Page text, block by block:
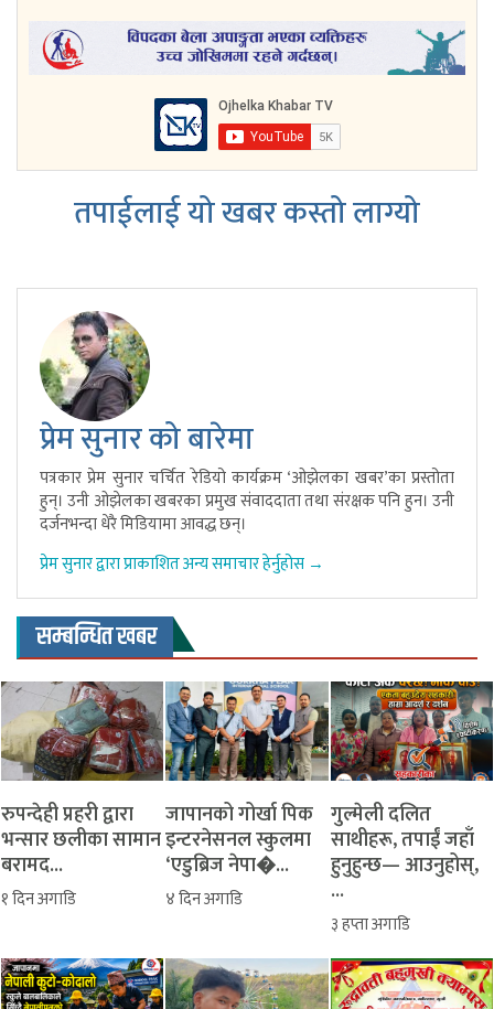
तपाईलाई यो खबर कस्तो लाग्यो
प्रेम सुनार को बारेमा
पत्रकार प्रेम सुनार चर्चित रेडियो कार्यक्रम ‘ओझेलका खबर’का प्रस्तोता
हुन्। उनी ओझेलका खबरका प्रमुख संवाददाता तथा संरक्षक पनि हुन। उनी
दर्जनभन्दा धेरै मिडियामा आवद्ध छन्।
प्रेम सुनार द्वारा प्राकाशित अन्य समाचार हेर्नुहोस →
सम्बन्धित खबर
रुपन्देही प्रहरी द्वारा
भन्सार छलीका सामान
बरामद...
१ दिन अगाडि
जापानको गोर्खा पिक
इन्टरनेसनल स्कुलमा
‘एडुब्रिज नेपा�...
४ दिन अगाडि
​गुल्मेली दलित
साथीहरू, तपाईं जहाँ
हुनुहुन्छ— आउनुहोस्,
...
३ हप्ता अगाडि